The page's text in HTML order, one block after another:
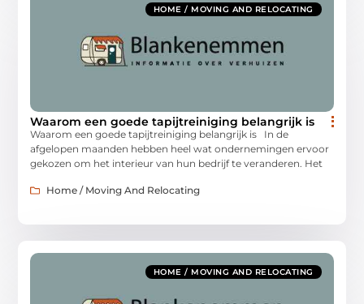
HOME / MOVING AND RELOCATING
Waarom een goede tapijtreiniging belangrijk is
Waarom een goede tapijtreiniging belangrijk is In de
afgelopen maanden hebben heel wat ondernemingen ervoor
gekozen om het interieur van hun bedrijf te veranderen. Het
Home / Moving And Relocating
HOME / MOVING AND RELOCATING